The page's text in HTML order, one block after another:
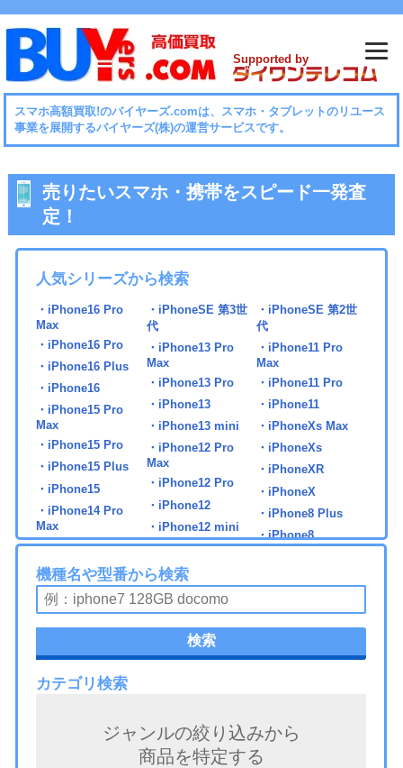
Supported by
スマホ⾼額買取!のバイヤーズ.comは、スマホ・タブレットのリユース
事業を展開するバイヤーズ(株)の運営サービスです。
売りたいスマホ・携帯をスピード一発査
定！
人気シリーズから検索
・iPhone16 Pro
Max
・iPhone16 Pro
・iPhone16 Plus
・iPhone16
・iPhone15 Pro
Max
・iPhone15 Pro
・iPhone15 Plus
・iPhone15
・iPhone14 Pro
Max
・iPhone14 Pro
・iPhone14 Plus
・iPhone14
・iPhoneSE 第3世
代
・iPhone13 Pro
Max
・iPhone13 Pro
・iPhone13
・iPhone13 mini
・iPhone12 Pro
Max
・iPhone12 Pro
・iPhone12
・iPhone12 mini
・iPhoneSE 第2世
代
・iPhone11 Pro
Max
・iPhone11 Pro
・iPhone11
・iPhoneXs Max
・iPhoneXs
・iPhoneXR
・iPhoneX
・iPhone8 Plus
・iPhone8
・iPad 第5世代
・iPad 第8世代
・iPad 第10世代
・iPad mini6
・iPad Air2
・iPad Air6
・iPad Pro 9.7
・iPad Pro 11 第2世
・iPad Pro 11 第5世
代
機種名や型番から検索
検索
カテゴリ検索
ジャンルの絞り込みから
商品を特定する